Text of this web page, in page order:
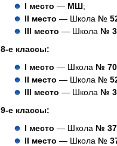
I место — МШ;
II место — Школа №
III место — Школа №
8-е классы:
I место — Школа №
II место — Школа №
III место — Школа №
9-е классы:
I место — Школа №
II место — Школа №